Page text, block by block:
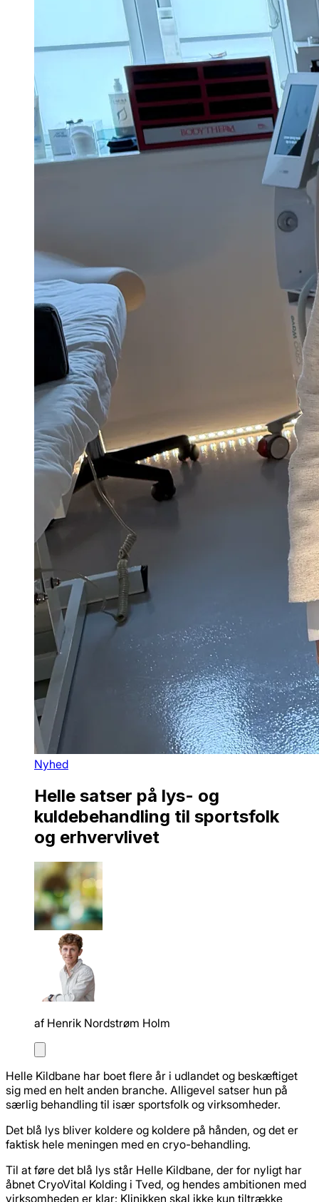
Nyhed
Helle satser på lys- og
kuldebehandling til sportsfolk
og erhvervlivet
af Henrik Nordstrøm Holm
Helle Kildbane har boet flere år i udlandet og beskæftiget
sig med en helt anden branche. Alligevel satser hun på
særlig behandling til især sportsfolk og virksomheder.
Det blå lys bliver koldere og koldere på hånden, og det er
faktisk hele meningen med en cryo-behandling.
Til at føre det blå lys står Helle Kildbane, der for nyligt har
åbnet CryoVital Kolding i Tved, og hendes ambitionen med
virksomheden er klar: Klinikken skal ikke kun tiltrække